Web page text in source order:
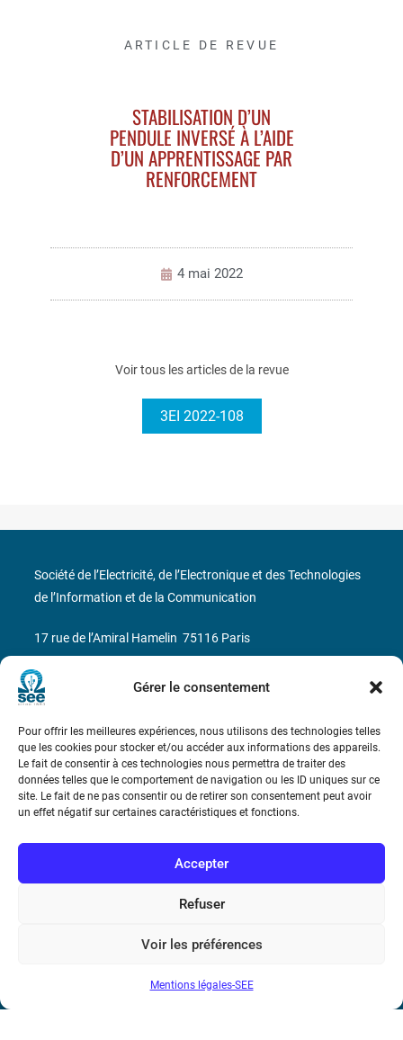
Gérer le consentement
Pour offrir les meilleures expériences, nous utilisons des technologies telles
que les cookies pour stocker et/ou accéder aux informations des appareils.
Le fait de consentir à ces technologies nous permettra de traiter des
données telles que le comportement de navigation ou les ID uniques sur ce
site. Le fait de ne pas consentir ou de retirer son consentement peut avoir
un effet négatif sur certaines caractéristiques et fonctions.
Accepter
Refuser
Voir les préférences
Mentions légales-SEE
ARTICLE DE REVUE
STABILISATION D’UN
PENDULE INVERSÉ À L’AIDE
D’UN APPRENTISSAGE PAR
RENFORCEMENT
4 mai 2022
Voir tous les articles de la revue
3EI 2022-108
Bicentenaire des découvertes d’André-
Marie Ampère
Conditions Générales de Vente
Mentions légales
Société de l’Electricité, de l’Electronique et des Technologies
de l’Information et de la Communication
17 rue de l’Amiral Hamelin 75116 Paris
Métro : « Boissière » Ligne 6 et « Iéna » Ligne 9
N° de SIREN : 785 393 232, Code APE : 9412Z TVA intra-
communautaire : FR44 785 393 232